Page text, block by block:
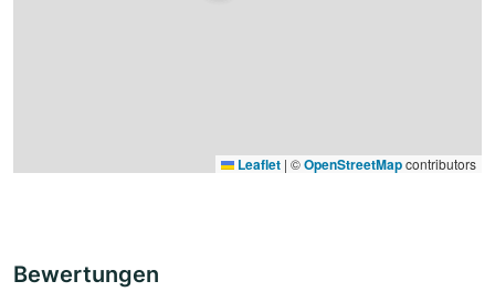
Leaflet | ©OpenStreetMapcontributors
Bewertungen